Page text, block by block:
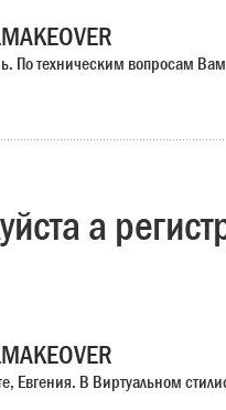
По техническим вопросам
а
Евгения. В Виртуальном